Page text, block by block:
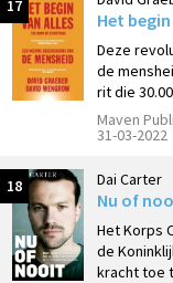
17
Het
Deze
de
rit die
Maven
31-03-2022
18 Dai Carter
Nu of
Het Korps
de
kracht toe